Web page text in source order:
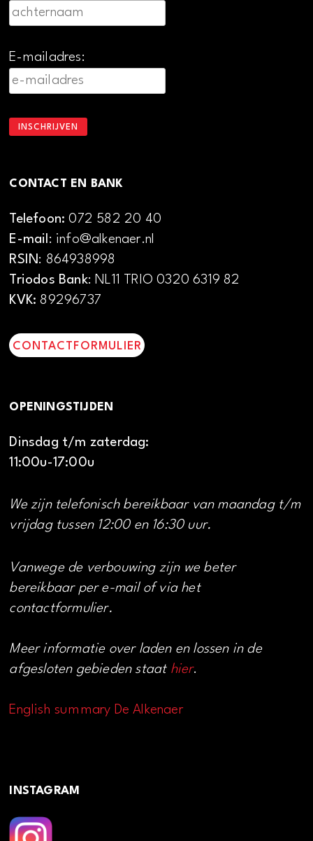
E-mailadres:
CONTACT EN BANK
Telefoon:072 582 20 40
E-mail: info@alkenaer.nl
RSIN: 864938998
Triodos Bank: NL11 TRIO 0320 6319 82
KVK: 89296737
CONTACTFORMULIER
OPENINGSTIJDEN
Dinsdag t/m zaterdag:
11:00u-17:00u
We zijn telefonisch bereikbaar van maandag t/m
vrijdag tussen 12:00 en 16:30 uur.
Vanwege de verbouwing zijn we beter
bereikbaar per e-mail of via het
contactformulier.
Meer informatie over laden en lossen in de
afgesloten gebieden staat hier.
English summary De Alkenaer
INSTAGRAM